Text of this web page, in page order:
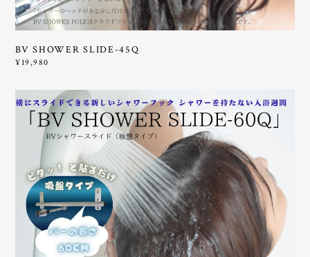
BV SHOWER SLIDE-45Q
¥19,980